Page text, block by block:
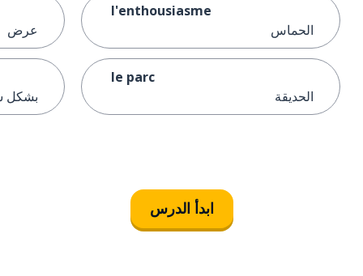
l'enthousiasme
الحماس
le parc
الحديقة
عرض
بشكل
ابدأ الدرس